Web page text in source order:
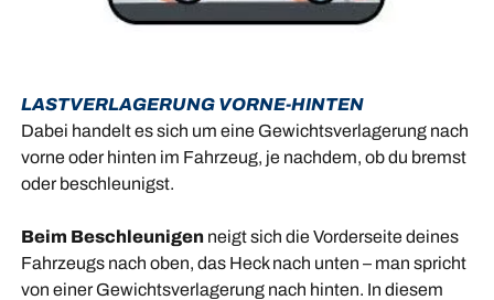
LASTVERLAGERUNG VORNE-HINTEN
Dabei handelt es sich um eine Gewichtsverlagerung nach
vorne oder hinten im Fahrzeug, je nachdem, ob du bremst
oder beschleunigst.
Beim Beschleunigenneigt sich die Vorderseite deines
Fahrzeugs nach oben, das Heck nach unten – man spricht
von einer Gewichtsverlagerung nach hinten. In diesem